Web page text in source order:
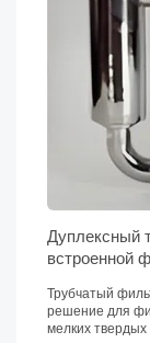
Дуплексный
встроенной
Трубчатый
решение для
мелких твердых